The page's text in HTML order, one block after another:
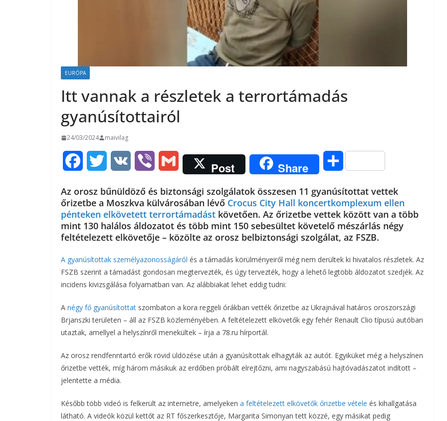
EURÓPA
Itt vannak a részletek a terrortámadás
gyanúsítottairól
24/03/2024 maivilag
c
e
b
o
o
i
t
t
e
r
b
e
r
a
i
l
Post Share
O
s
z
a
m
Az orosz bűnüldöző és biztonsági szolgálatok összesen 11 gyanúsítottat vettek
őrizetbe a Moszkva külvárosában lévő Crocus City Hall koncertkomplexum ellen
pénteken elkövetett terrortámadást követően. Az őrizetbe vettek között van a több
mint 130 halálos áldozatot és több mint 150 sebesültet követelő mészárlás négy
feltételezett elkövetője – közölte az orosz belbiztonsági szolgálat, az FSZB.
A gyanúsítottak személyazonosságáról és a támadás körülményeiről még nem derültek ki hivatalos részletek. Az
FSZB szerint a támadást gondosan megtervezték, és úgy tervezték, hogy a lehető legtöbb áldozatot szedjék. Az
incidens kivizsgálása folyamatban van. Az alábbiakat lehet eddig tudni:
A négy fő gyanúsítottat szombaton a kora reggeli órákban vették őrizetbe az Ukrajnával határos oroszországi
Brjanszki területen – áll az FSZB közleményében. A feltételezett elkövetők egy fehér Renault Clio típusú autóban
utaztak, amellyel a helyszínről menekültek – írja a 78.ru hírportál.
Az orosz rendfenntartó erők rövid üldözése után a gyanúsítottak elhagyták az autót. Egyiküket még a helyszínen
őrizetbe vették, míg három másikuk az erdőben próbált elrejtőzni, ami nagyszabású hajtóvadászatot indított –
jelentette a média.
Később több videó is felkerült az internetre, amelyeken a feltételezett elkövetők őrizetbe vétele és kihallgatása
látható. A videók közül kettőt az RT főszerkesztője, Margarita Simonyan tett közzé, egy másikat pedig